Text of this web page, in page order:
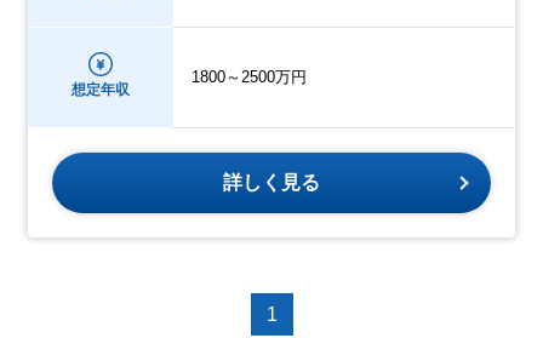
想定年収
1800～2500万円
詳しく見る
1